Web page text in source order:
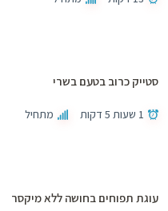
סטייק כרוב בטעם בשרי
1 שעות 5 דקות מתחיל
עוגת תפוחים בחושה ללא מיקסר